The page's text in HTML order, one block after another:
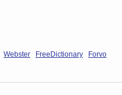
Webster FreeDictionary Forvo